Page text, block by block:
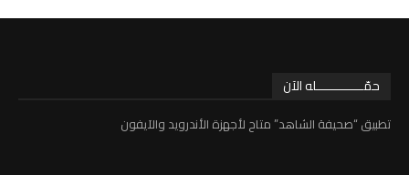
حمّـــــــــــــله الآن
تطبيق “صحيفة الشاهد” متاح لأجهزة الأندرويد والآيفون